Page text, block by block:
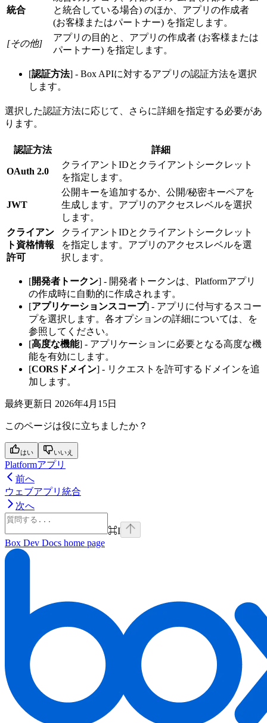
統合
と統合している場合) のほか、アプリの作成者
(お客様またはパートナー) を指定します。
[その他]
アプリの目的と、アプリの作成者 (お客様または
パートナー) を指定します。
[認証方法] - Box APIに対するアプリの認証方法を選択
します。
選択した認証方法に応じて、さらに詳細を指定する必要があ
ります。
認証方法 詳細
OAuth 2.0
クライアントIDとクライアントシークレット
を指定します。
JWT
公開キーを追加するか、公開/秘密キーペアを
生成します。アプリのアクセスレベルを選択
します。
クライアン
ト資格情報
許可
クライアントIDとクライアントシークレット
を指定します。アプリのアクセスレベルを選
択します。
[開発者トークン] - 開発者トークンは、Platformアプリ
の作成時に自動的に作成されます。
[アプリケーションスコープ] - アプリに付与するスコー
プを選択します。各オプションの詳細については、
を
参照してください。
[高度な機能] - アプリケーションに必要となる高度な機
能を有効にします。
[CORSドメイン] - リクエストを許可するドメインを追
加します。
最終更新日 2026年4月15日
このページは役に立ちましたか？
はい いいえ
Platformアプリ
前へ
ウェブアプリ統合
次へ
⌘I
Box Dev Docs home page